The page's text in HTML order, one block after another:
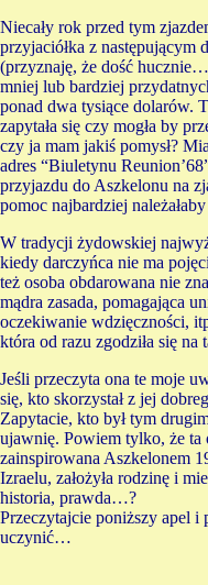
Niecały rok przed tym
przyjaciółka z następującym
(przyznaję, że dość
mniej lub bardziej
ponad dwa tysiące dolarów.
zapytała się czy mogła by
czy ja mam jakiś pomysł?
adres “Biuletynu
przyjazdu do Aszkelonu na
pomoc najbardziej
W tradycji żydowskiej
kiedy darczyńca nie ma
też osoba obdarowana nie
mądra zasada, pomagająca
oczekiwanie wdzięczności,
która od razu zgodziła się
Jeśli przeczyta ona te moje
się, kto skorzystał z jej
Zapytacie, kto był tym
ujawnię. Powiem tylko, że ta
zainspirowana Aszkelonem
Izraelu, założyła rodzinę i
historia, prawda…?
Przeczytajcie poniższy apel i
uczynić…